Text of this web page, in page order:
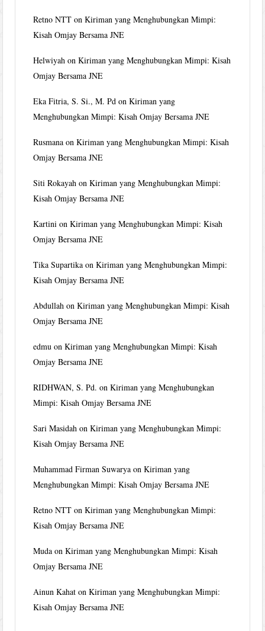
Retno NTT onKiriman yang Menghubungkan Mimpi:
Kisah Omjay Bersama JNE
Helwiyah onKiriman yang Menghubungkan Mimpi: Kisah
Omjay Bersama JNE
Eka Fitria, S. Si., M. Pd onKiriman yang
Menghubungkan Mimpi: Kisah Omjay Bersama JNE
Rusmana onKiriman yang Menghubungkan Mimpi: Kisah
Omjay Bersama JNE
Siti Rokayah onKiriman yang Menghubungkan Mimpi:
Kisah Omjay Bersama JNE
Kartini onKiriman yang Menghubungkan Mimpi: Kisah
Omjay Bersama JNE
Tika Supartika onKiriman yang Menghubungkan Mimpi:
Kisah Omjay Bersama JNE
Abdullah onKiriman yang Menghubungkan Mimpi: Kisah
Omjay Bersama JNE
edmu onKiriman yang Menghubungkan Mimpi: Kisah
Omjay Bersama JNE
RIDHWAN, S. Pd. onKiriman yang Menghubungkan
Mimpi: Kisah Omjay Bersama JNE
Sari Masidah onKiriman yang Menghubungkan Mimpi:
Kisah Omjay Bersama JNE
Muhammad Firman Suwarya onKiriman yang
Menghubungkan Mimpi: Kisah Omjay Bersama JNE
Retno NTT onKiriman yang Menghubungkan Mimpi:
Kisah Omjay Bersama JNE
Muda onKiriman yang Menghubungkan Mimpi: Kisah
Omjay Bersama JNE
Ainun Kahat onKiriman yang Menghubungkan Mimpi:
Kisah Omjay Bersama JNE